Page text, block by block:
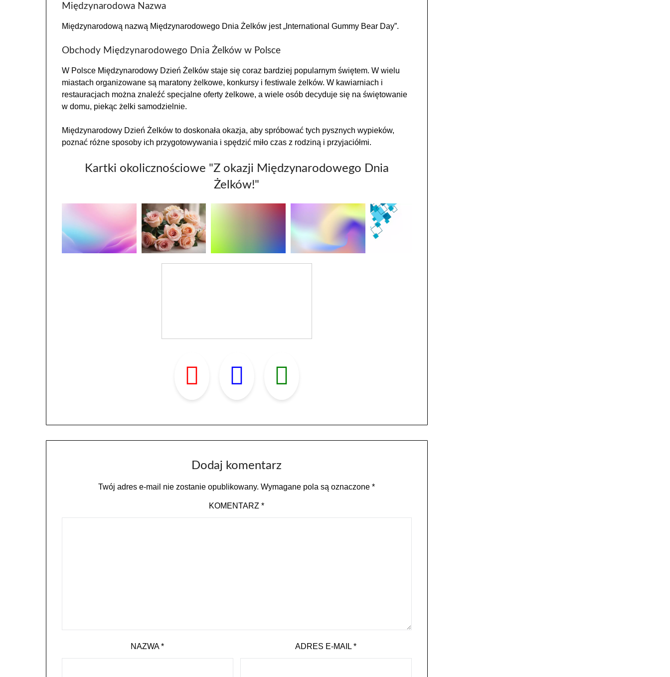
Międzynarodowa Nazwa
Międzynarodową nazwą Międzynarodowego Dnia Żelków jest „International Gummy Bear Day”.
Obchody Międzynarodowego Dnia Żelków w Polsce
W Polsce Międzynarodowy Dzień Żelków staje się coraz bardziej popularnym świętem. W wielu
miastach organizowane są maratony żelkowe, konkursy i festiwale żelków. W kawiarniach i
restauracjach można znaleźć specjalne oferty żelkowe, a wiele osób decyduje się na świętowanie
w domu, piekąc żelki samodzielnie.
Międzynarodowy Dzień Żelków to doskonała okazja, aby spróbować tych pysznych wypieków,
poznać różne sposoby ich przygotowywania i spędzić miło czas z rodziną i przyjaciółmi.
Kartki okolicznościowe "Z okazji Międzynarodowego Dnia
Żelków!"
Dodaj komentarz
Twój adres e-mail nie zostanie opublikowany. Wymagane pola są oznaczone*
KOMENTARZ*
NAZWA* ADRES E-MAIL*